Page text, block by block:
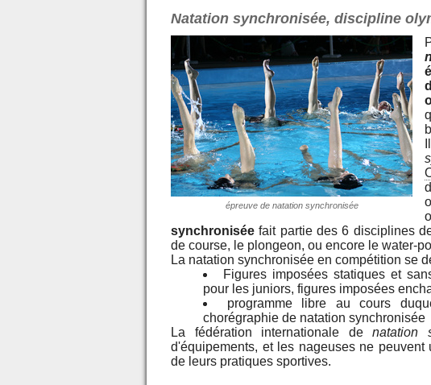
Natation synchronisée, discipline
épreuve de natation synchronisée
synchronisée fait partie des 6 disciplines
de course, le plongeon, ou encore le water-
La natation synchronisée en compétition se
Figures imposées statiques et
pour les juniors, figures imposées
programme libre au cours
chorégraphie de natation synchronisée
La fédération internationale de natation
d'équipements, et les nageuses ne
de leurs pratiques sportives.